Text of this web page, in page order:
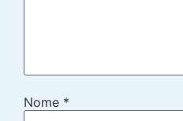
Nome *